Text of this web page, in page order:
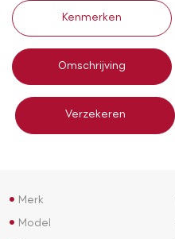
Kenmerken
Omschrijving
Verzekeren
Merk
Model